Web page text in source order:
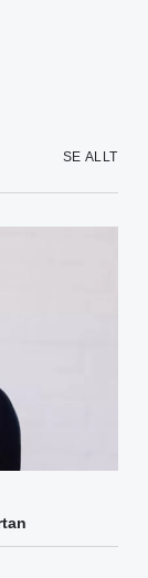
SE ALLT